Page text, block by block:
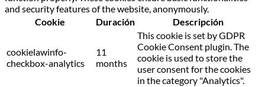
and security features of the website, anonymously.
Cookie
Duración Descripción
cookielawinfo-
checkbox-analytics
11
months
This cookie is set by GDPR
Cookie Consent plugin. The
cookie is used to store the
user consent for the cookies
in the category "Analytics".